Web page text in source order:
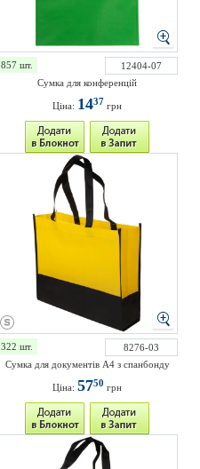
857 шт.
12404-07
Сумка для конференцій
Ціна: 1437 грн
322 шт.
8276-03
Сумка для документів А4 з спанбонду
Ціна: 5750 грн